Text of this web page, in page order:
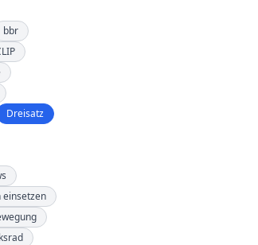
bbr
Dreisatz
einsetzen